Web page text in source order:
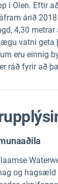
í Olen. Eftir
árið
4,30
vatni
eru einnig
ráð fyrir að
og